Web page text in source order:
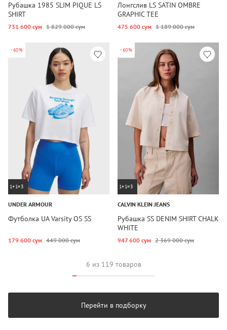
Рубашка 1985 SLIM PIQUE LS
SHIRT
731 600 сум 1 829 000 сум
Лонгслив LS SATIN OMBRE
GRAPHIC TEE
475 600 сум 1 189 000 сум
-60%
1+1=3
UNDER ARMOUR
Футболка UA Varsity OS SS
179 600 сум 449 000 сум
-60%
1+1=3
CALVIN KLEIN JEANS
Рубашка SS DENIM SHIRT CHALK
WHITE
947 600 сум 2 369 000 сум
6 из 119 товаров
Перейти в подборку